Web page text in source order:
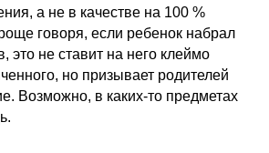
а не в качестве на 100 %
говоря, если ребенок набрал
это не ставит на него клеймо
но призывает родителей
Возможно, в каких-то предметах